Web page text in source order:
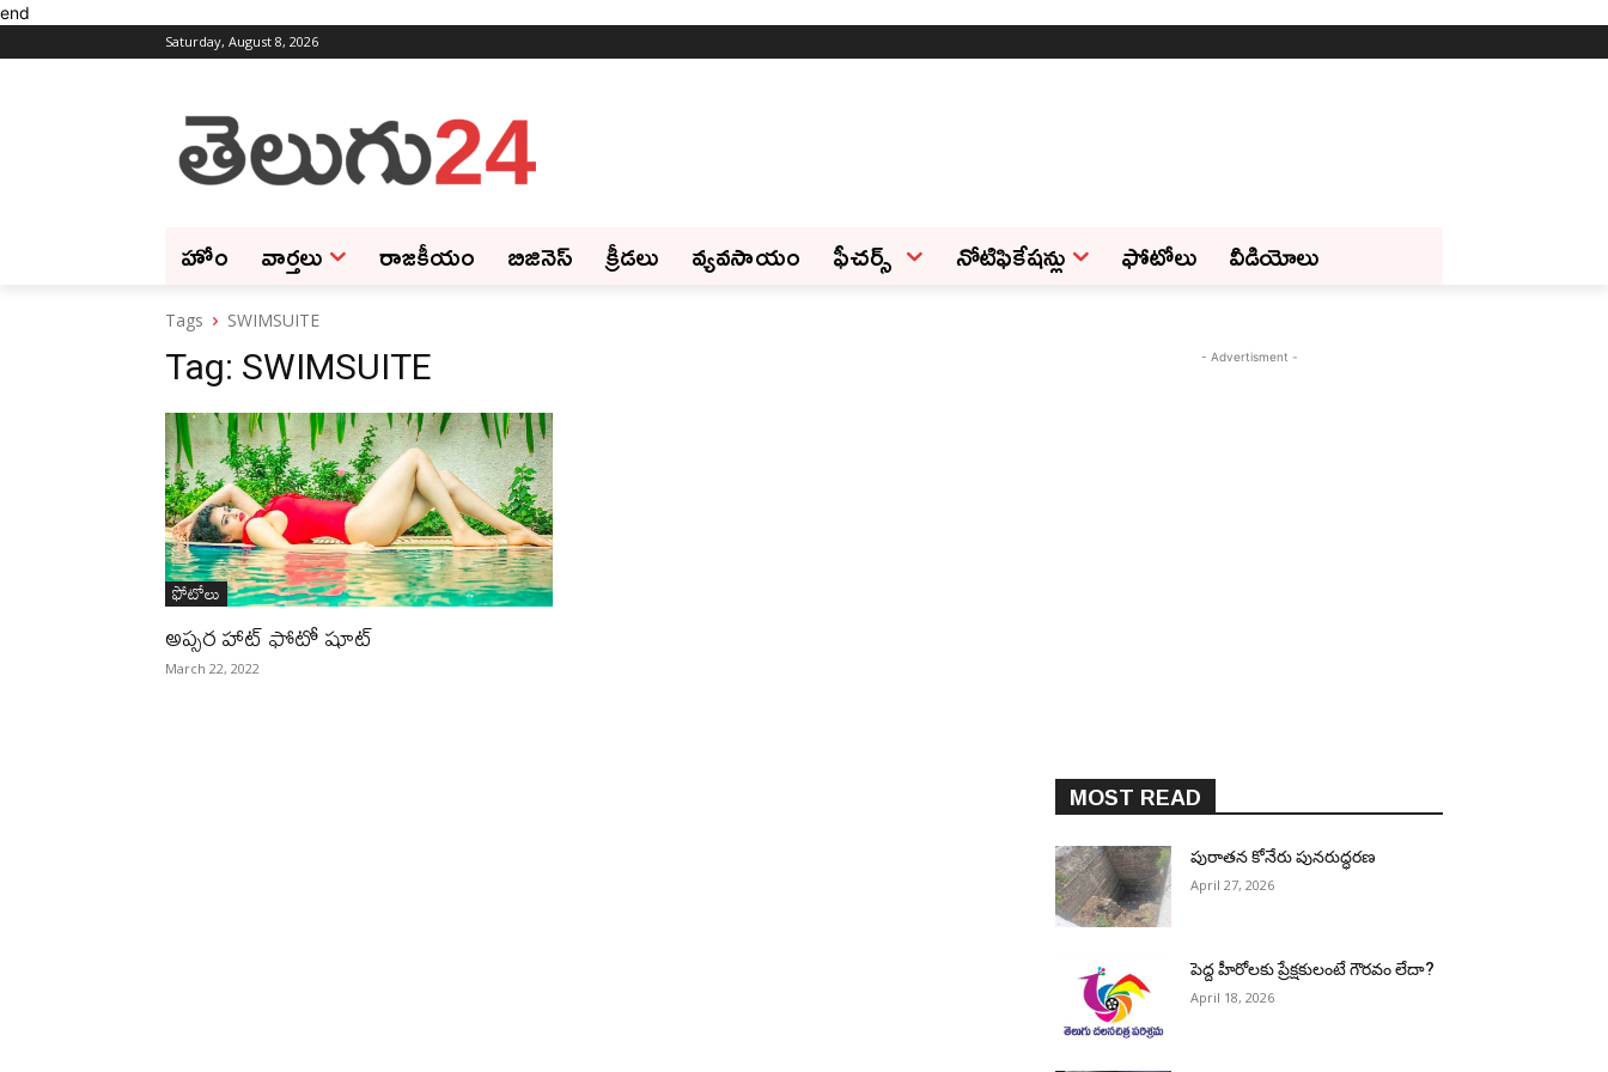
end
Saturday, August 8, 2026
హోం వార్తలు రాజకీయం బిజినెస్‌ క్రీడలు వ్యవసాయం ఫీచ‌ర్స్ ‌ నోటిఫికేషన్లు ఫోటోలు వీడియోలు
Tags SWIMSUITE
Tag: SWIMSUITE
ఫోటోలు
అప్సర హాట్‌ ఫోటో షూట్‌
March 22, 2022
- Advertisment -
MOST READ
పురాత‌న కోనేరు పున‌రుద్ధ‌ర‌ణ
April 27, 2026
పెద్ద హీరోల‌కు ప్రేక్ష‌కులంటే గౌర‌వం లేదా?
April 18, 2026